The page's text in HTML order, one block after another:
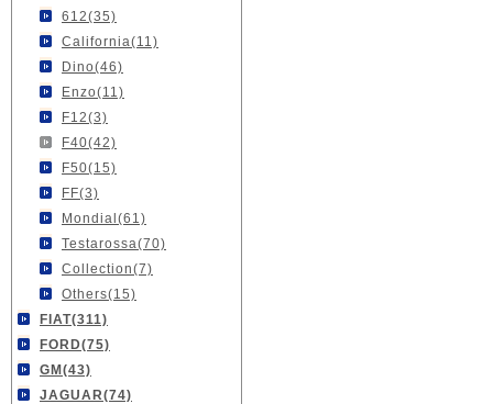
612(35)
California(11)
Dino(46)
Enzo(11)
F12(3)
F40(42)
F50(15)
FF(3)
Mondial(61)
Testarossa(70)
Collection(7)
Others(15)
FIAT(311)
FORD(75)
GM(43)
JAGUAR(74)